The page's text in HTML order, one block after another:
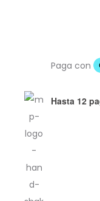
Hasta 12